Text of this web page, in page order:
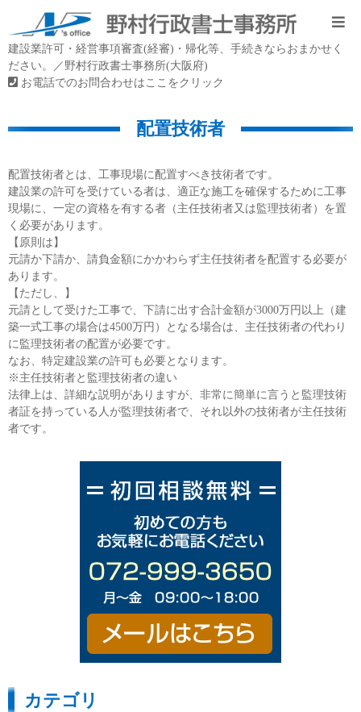
建設業許可・経営事項審査(経審)・帰化等、手続きならおまかせく
ださい。／野村行政書士事務所(大阪府)
お電話でのお問合わせはここをクリック
配置技術者
配置技術者とは、工事現場に配置すべき技術者です。
建設業の許可を受けている者は、適正な施工を確保するために工事
現場に、一定の資格を有する者（主任技術者又は監理技術者）を置
く必要があります。
【原則は】
元請か下請か、請負金額にかかわらず主任技術者を配置する必要が
あります。
【ただし、】
元請として受けた工事で、下請に出す合計金額が3000万円以上（建
築一式工事の場合は4500万円）となる場合は、主任技術者の代わり
に監理技術者の配置が必要です。
なお、特定建設業の許可も必要となります。
※主任技術者と監理技術者の違い
法律上は、詳細な説明がありますが、非常に簡単に言うと監理技術
者証を持っている人が監理技術者で、それ以外の技術者が主任技術
者です。
カテゴリ